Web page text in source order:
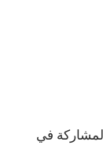
في